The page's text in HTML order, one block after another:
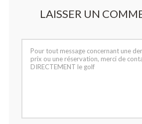
LAISSER UN